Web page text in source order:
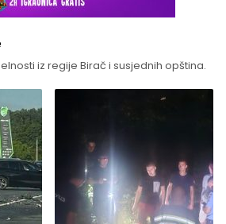
iz regije Birač i susjednih opština.